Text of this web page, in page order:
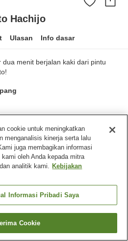
Hachijo
Ulasan Info dasar
menit berjalan kaki dari pintu
Lima menit berjalan kaki ke
stasiun
Kota Kyoto
kamar
cookie untuk meningkatkan
menganalisis kinerja serta lalu
juga membagikan informasi
oleh Anda kepada mitra
analitik kami. Kebijakan
Informasi Pribadi Saya
Cookie